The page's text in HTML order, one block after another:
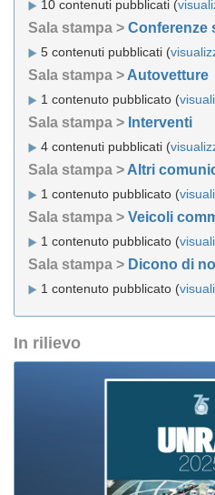
10 contenuti pubblicati (
Sala stampa > Conferenze
5 contenuti pubblicati (
Sala stampa > Autovetture
1 contenuto pubblicato (
Sala stampa > Interventi
4 contenuti pubblicati (
Sala stampa > Altri
1 contenuto pubblicato (
Sala stampa > Veicoli
1 contenuto pubblicato (
Sala stampa > Dicono di
1 contenuto pubblicato (
In rilievo